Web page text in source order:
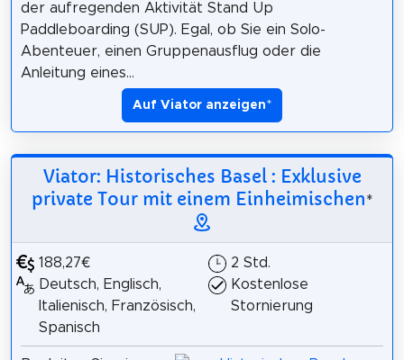
der aufregenden Aktivität Stand Up
Paddleboarding (SUP). Egal, ob Sie ein Solo-
Abenteuer, einen Gruppenausflug oder die
Anleitung eines...
Auf Viator anzeigen*
Viator: Historisches Basel : Exklusive
private Tour mit einem Einheimischen*
188,27€
Deutsch, Englisch,
Italienisch, Französisch,
Spanisch
2 Std.
Kostenlose
Stornierung